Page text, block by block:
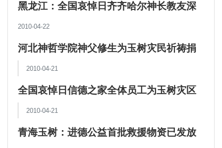
黑龙江：全国哀悼日齐齐哈尔神长教友深
2010-04-22
河北神哲学院神父修生为玉树灾民祈祷捐
献
2010-04-21
全国哀悼日信德之家全体员工为玉树灾区
举祭祈祷
2010-04-21
青海玉树：进德公益首批救援物资已发放